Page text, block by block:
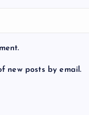
new posts by email.